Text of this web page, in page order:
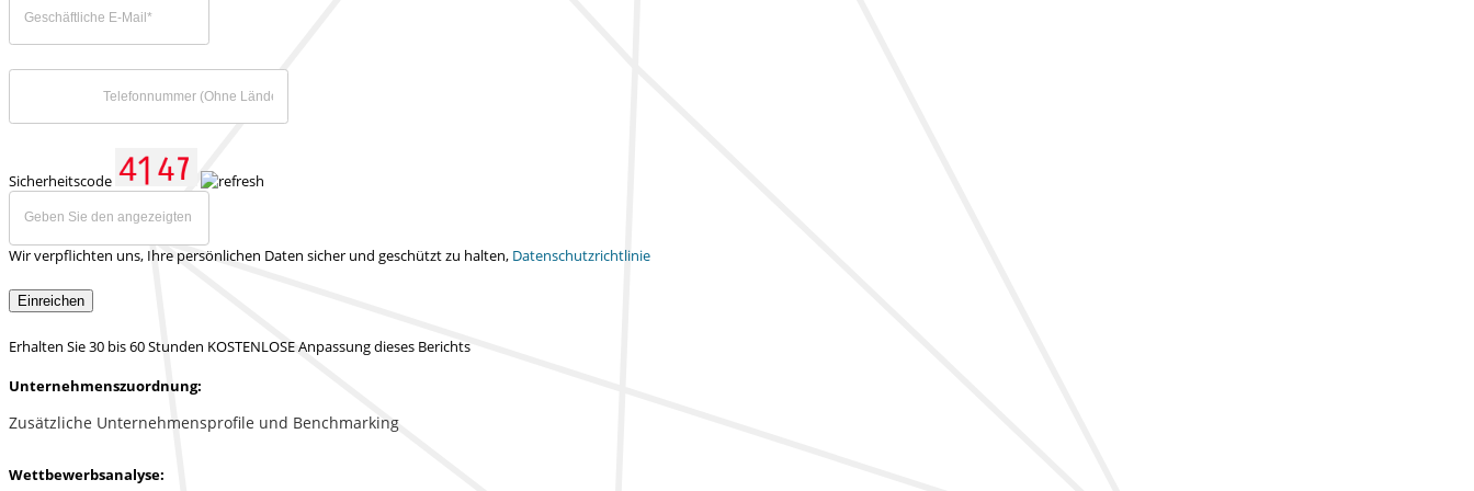
Sicherheitscode
Wir verpflichten uns, Ihre persönlichen Daten sicher und geschützt zu halten, Datenschutzrichtlinie
Einreichen
Erhalten Sie 30 bis 60 Stunden KOSTENLOSE Anpassung dieses Berichts
Unternehmenszuordnung:
Zusätzliche Unternehmensprofile und Benchmarking
Wettbewerbsanalyse: